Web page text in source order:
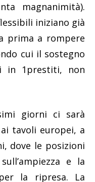
magnanimità).
iniziano già
prima a rompere
cui il sostegno
in 1prestiti, non
giorni ci sarà
tavoli europei, a
dove le posizioni
e la
la ripresa. La